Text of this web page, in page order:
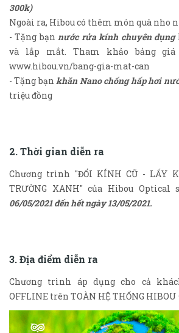
300k)
Ngoài ra, Hibou có thêm món quà nho
- Tặng bạnnước rửa kính chuyên dụng
và lắp mắt. Tham khảo bảng
www.hibou.vn/bang-gia-mat-can
- Tặng bạnkhăn Nano chống hấp hơi
triệu đồng
2. Thời gian diễn ra
Chương trình "ĐỔI KÍNH CŨ - LẤY
TRƯỜNG XANH" của Hibou
06/05/2021 đến hết ngày 13/05/2021.
3. Địa điểm diễn ra
Chương trình áp dụng cho cả
OFFLINE trên TOÀN HỆ THỐNG HIBOU